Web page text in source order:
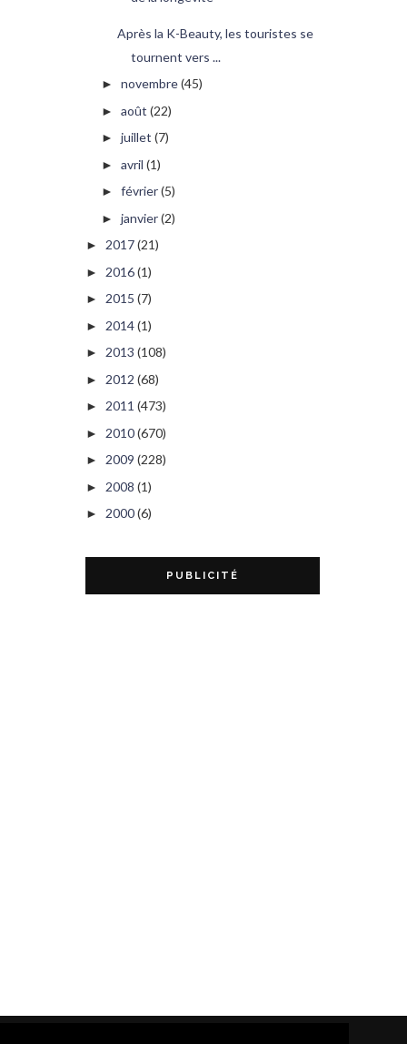
Après la K-Beauty, les touristes se
tournent vers ...
► novembre(45)
► août (22)
► juillet (7)
► avril (1)
► février(5)
► janvier(2)
► 2017(21)
► 2016(1)
► 2015 (7)
► 2014(1)
► 2013 (108)
► 2012 (68)
► 2011 (473)
► 2010(670)
► 2009 (228)
► 2008 (1)
► 2000(6)
PUBLICITÉ